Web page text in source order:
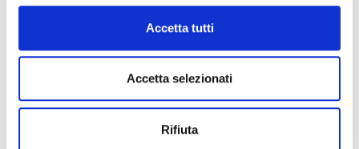
Accetta tutti
Accetta selezionati
Rifiuta
Le traduzioni automatiche spesso non adattano
Non riescono a cogliere le sfumature culturali e
, rischiando di produrre contenuti poco
Mancano di un’ottimizzazione specifica per il
contesto di riferimento, come la corretta